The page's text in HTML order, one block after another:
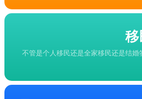
不管是个人移民还是全家移民还是结婚